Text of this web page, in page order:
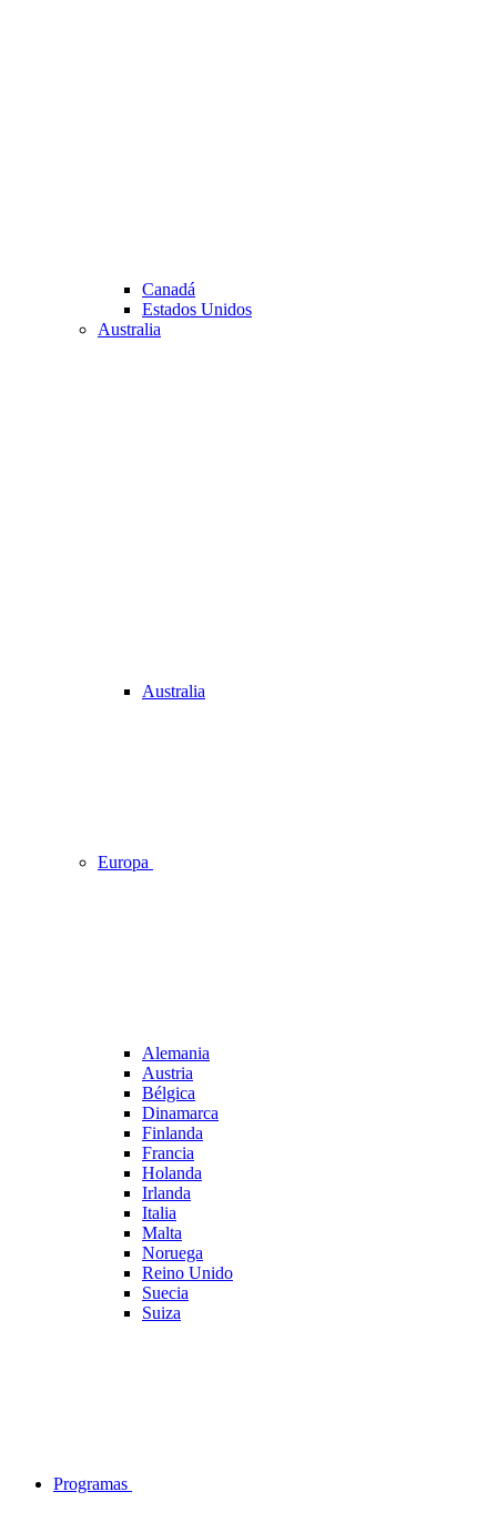
Canadá
Estados Unidos
Australia
Australia
Europa
Alemania
Austria
Bélgica
Dinamarca
Finlanda
Francia
Holanda
Irlanda
Italia
Malta
Noruega
Reino Unido
Suecia
Suiza
Programas